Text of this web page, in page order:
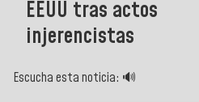
EEUU tras actos
injerencistas
Escucha esta noticia: 🔊